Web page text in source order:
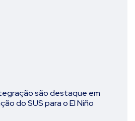
são destaque em
do SUS para o El Niño